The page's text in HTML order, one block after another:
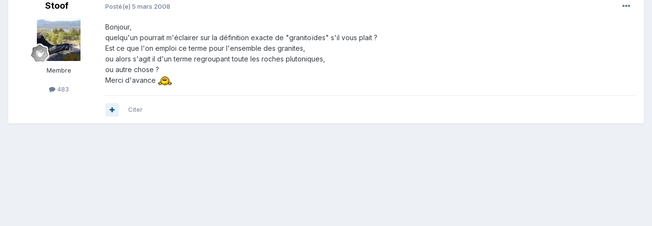
Stoof
Membre
483
Posté(e) 5 mars 2008
Bonjour,
quelqu'un pourrait m'éclairer sur la définition exacte de "granitoïdes" s'il vous plait ?
Est ce que l'on emploi ce terme pour l'ensemble des granites,
ou alors s'agit il d'un terme regroupant toute les roches plutoniques,
ou autre chose ?
Merci d'avance
Citer